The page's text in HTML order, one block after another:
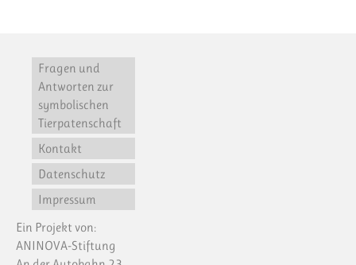
Fragen und
Antworten zur
symbolischen
Tierpatenschaft
Kontakt
Datenschutz
Impressum
Ein Projekt von:
ANINOVA-Stiftung